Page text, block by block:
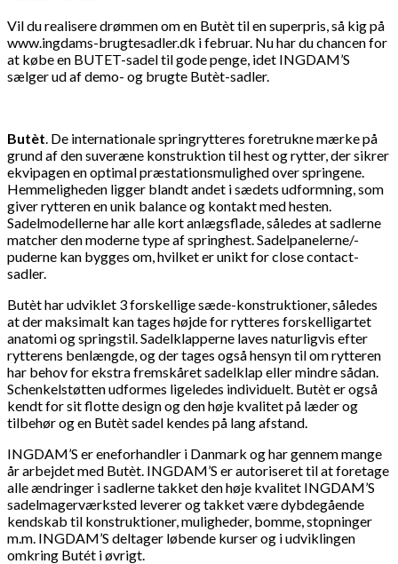
Vil du realisere drømmen om en Butèt til en superpris, så kig på
www.ingdams-brugtesadler.dk i februar. Nu har du chancen for
at købe en BUTET-sadel til gode penge, idet INGDAM’S
sælger ud af demo- og brugte Butèt-sadler.
Butèt . De internationale springrytteres foretrukne mærke på
grund af den suveræne konstruktion til hest og rytter, der sikrer
ekvipagen en optimal præstationsmulighed over springene.
Hemmeligheden ligger blandt andet i sædets udformning, som
giver rytteren en unik balance og kontakt med hesten.
Sadelmodellerne har alle kort anlægsflade, således at sadlerne
matcher den moderne type af springhest. Sadelpanelerne/-
puderne kan bygges om, hvilket er unikt for close contact-
sadler.
Butèt har udviklet 3 forskellige sæde-konstruktioner, således
at der maksimalt kan tages højde for rytteres forskelligartet
anatomi og springstil. Sadelklapperne laves naturligvis efter
rytterens benlængde, og der tages også hensyn til om rytteren
har behov for ekstra fremskåret sadelklap eller mindre sådan.
Schenkelstøtten udformes ligeledes individuelt. Butèt er også
kendt for sit flotte design og den høje kvalitet på læder og
tilbehør og en Butèt sadel kendes på lang afstand.
INGDAM’S er eneforhandler i Danmark og har gennem mange
år arbejdet med Butèt. INGDAM’S er autoriseret til at foretage
alle ændringer i sadlerne takket den høje kvalitet INGDAM’S
sadelmagerværksted leverer og takket være dybdegående
kendskab til konstruktioner, muligheder, bomme, stopninger
m.m. INGDAM’S deltager løbende kurser og i udviklingen
omkring Butét i øvrigt.